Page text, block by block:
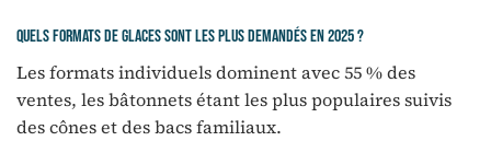
Quels formats de glaces sont les plus demandés en 2025 ?
Les formats individuels dominent avec 55 % des
ventes, les bâtonnets étant les plus populaires suivis
des cônes et des bacs familiaux.